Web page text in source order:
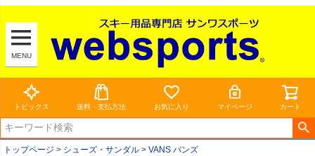
MENU
トピックス 送料・支払方法 お気に入り マイページ カート
トップページ シューズ・サンダル
VANS バンズ